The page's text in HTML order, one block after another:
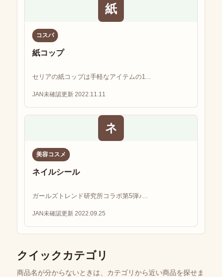
紙
コスパ
紙コップ
セリアの紙コップは手軽なアイテムの1...
JAN未確認更新 2022.11.11
ネ
美容コスメ
ネイルシール
ガールズトレンド研究所コラボ第5弾♪...
JAN未確認更新 2022.09.25
クイックカテゴリ
商品名が分からないときは、カテゴリから近い商品を探せま